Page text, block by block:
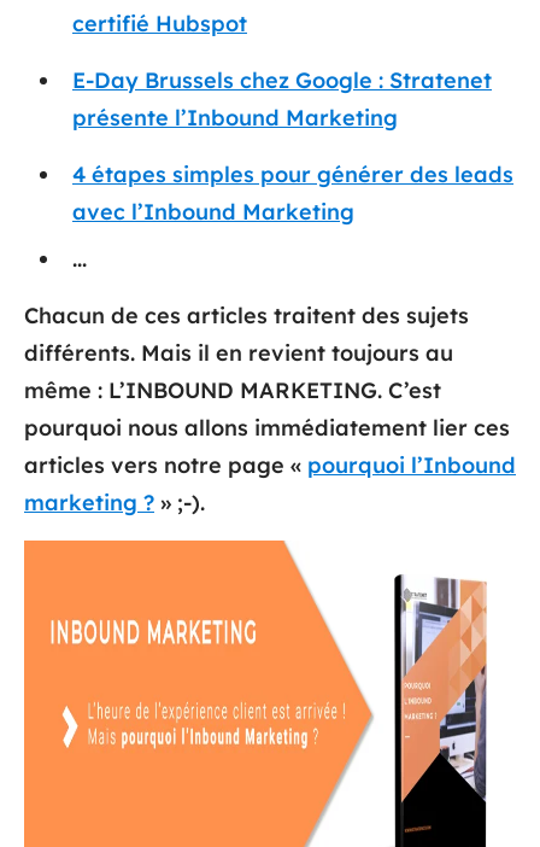
certifié Hubspot
E-Day Brussels chez Google : Stratenet
présente l’Inbound Marketing
4 étapes simples pour générer des leads
avec l’Inbound Marketing
...
Chacun de ces articles traitent des sujets
différents. Mais il en revient toujours au
même : L’INBOUND MARKETING. C’est
pourquoi nous allons immédiatement lier ces
articles vers notre page « pourquoi l’Inbound
marketing ? » ;-).